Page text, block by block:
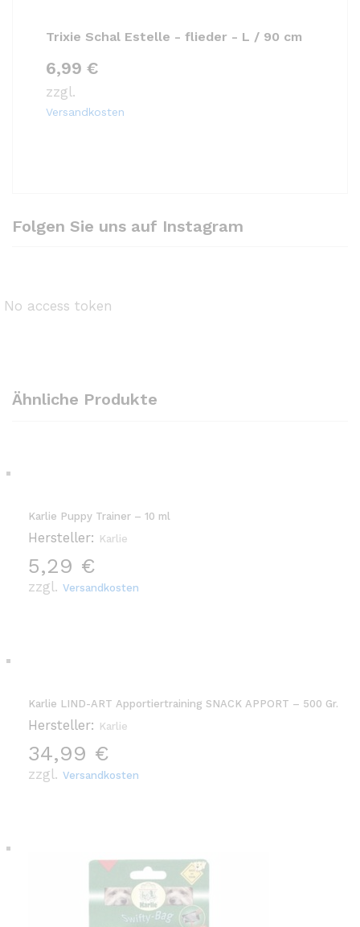
Trixie Schal Estelle - flieder - L / 90 cm
6,99 €
zzgl.
Versandkosten
Folgen Sie uns auf Instagram
No access token
Ähnliche Produkte
Karlie Puppy Trainer – 10 ml
Hersteller: Karlie
5,29 €
zzgl. Versandkosten
Karlie LIND-ART Apportiertraining SNACK APPORT – 500 Gr.
Hersteller: Karlie
34,99 €
zzgl. Versandkosten